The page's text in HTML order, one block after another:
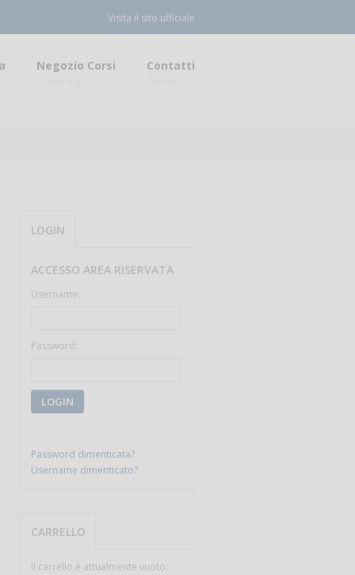
Visita il sito ufficiale
Negozio Corsi Contatti
LOGIN
ACCESSO AREA RISERVATA
Username:
Password:
LOGIN
Password dimenticata?
Username dimenticato?
CARRELLO
Il carrello è attualmente vuoto.